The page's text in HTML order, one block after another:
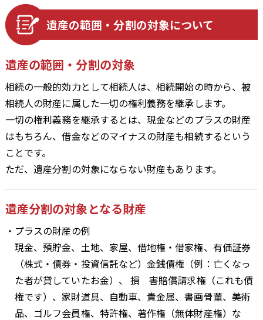
遺産の範囲・分割の対象について
遺産の範囲・分割の対象
相続の一般的効力として相続人は、相続開始の時から、被
相続人の財産に属した一切の権利義務を継承します。
一切の権利義務を継承するとは、現金などのプラスの財産
はもちろん、借金などのマイナスの財産も相続するという
ことです。
ただ、遺産分割の対象にならない財産もあります。
遺産分割の対象となる財産
・プラスの財産の例
現金、預貯金、土地、家屋、借地権・借家権、有価証券
（株式・債券・投資信託など）金銭債権（例：亡くなっ
た者が貸していたお金）、 損 害賠償請求権（これも債
権です）、家財道具、自動車、貴金属、書画骨董、美術
品、ゴルフ会員権、特許権、著作権（無体財産権）な